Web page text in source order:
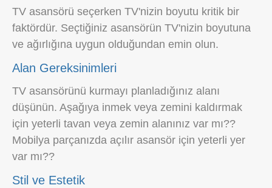
TV asansörü seçerken TV'nizin boyutu kritik bir
faktördür. Seçtiğiniz asansörün TV'nizin boyutuna
ve ağırlığına uygun olduğundan emin olun.
Alan Gereksinimleri
TV asansörünü kurmayı planladığınız alanı
düşünün. Aşağıya inmek veya zemini kaldırmak
için yeterli tavan veya zemin alanınız var mı??
Mobilya parçanızda açılır asansör için yeterli yer
var mı??
Stil ve Estetik